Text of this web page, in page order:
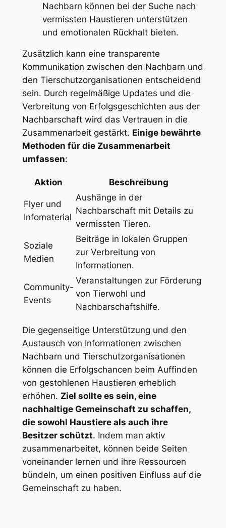
⁤Nachbarn⁢ können ⁣bei der ⁣Suche nach
vermissten Haustieren ​unterstützen
und​ emotionalen ​Rückhalt bieten.
Zusätzlich⁣ kann eine transparente
‌Kommunikation ⁣zwischen den Nachbarn ​und
den Tierschutzorganisationen entscheidend
sein. Durch regelmäßige ‌Updates‍ und die
Verbreitung von Erfolgsgeschichten aus der
Nachbarschaft wird das Vertrauen in die
Zusammenarbeit gestärkt. Einige bewährte‍
Methoden für die Zusammenarbeit ​
umfassen:
Aktion Beschreibung
Flyer und⁤
Infomaterial
Aushänge ⁢in der
‌Nachbarschaft ⁤mit Details‌ zu
vermissten Tieren.
Soziale
Medien
Beiträge⁢ in lokalen Gruppen
⁢zur​ Verbreitung⁤ von
Informationen.
Community-
Events
Veranstaltungen zur Förderung
von⁤ Tierwohl und‍
Nachbarschaftshilfe.
Die ⁤gegenseitige Unterstützung und den
Austausch von Informationen zwischen
Nachbarn und Tierschutzorganisationen
können die Erfolgschancen beim Auffinden
⁣von gestohlenen Haustieren erheblich
erhöhen.‍ Ziel sollte es sein, eine
nachhaltige Gemeinschaft zu schaffen,
die sowohl ‍Haustiere als ⁢auch ihre
Besitzer schützt. Indem ⁢man aktiv
zusammenarbeitet, können beide Seiten⁣
voneinander lernen und ihre Ressourcen
bündeln, um einen positiven Einfluss auf⁤ die
Gemeinschaft zu haben.